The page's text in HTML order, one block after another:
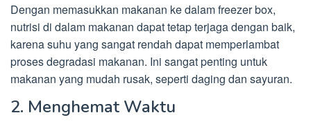
Dengan memasukkan makanan ke dalam freezer box,
nutrisi di dalam makanan dapat tetap terjaga dengan baik,
karena suhu yang sangat rendah dapat memperlambat
proses degradasi makanan. Ini sangat penting untuk
makanan yang mudah rusak, seperti daging dan sayuran.
2. Menghemat Waktu